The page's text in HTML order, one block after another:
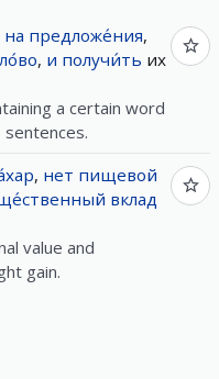
на предложе́ния,
, и получи́ть их
a certain word
, нет пищевой
вклад
value and
gain.